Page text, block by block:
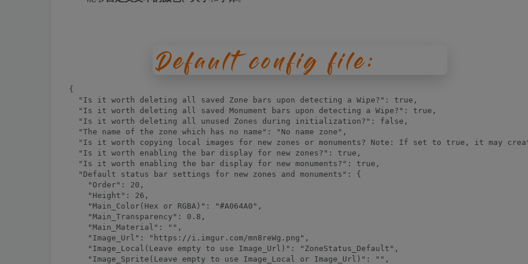
{
  "Is it worth deleting all saved Zone bars upon detecting a Wipe?": true,
  "Is it worth deleting all saved Monument bars upon detecting a Wipe?": true,
  "Is it worth deleting all unused Zones during initialization?": false,
  "The name of the zone which has no name": "No name zone",
"Is it worth copying local images for new zones or monuments? Note: If set to true, it may
  "Is it worth enabling the bar display for new zones?": true,
  "Is it worth enabling the bar display for new monuments?": true,
  "Default status bar settings for new zones and monuments": {
    "Order": 20,
    "Height": 26,
    "Main_Color(Hex or RGBA)": "#A064A0",
    "Main_Transparency": 0.8,
    "Main_Material": "",
    "Image_Url": "https://i.imgur.com/mn8reWg.png",
    "Image_Local(Leave empty to use Image_Url)": "ZoneStatus_Default",
    "Image_Sprite(Leave empty to use Image_Local or Image_Url)": "",